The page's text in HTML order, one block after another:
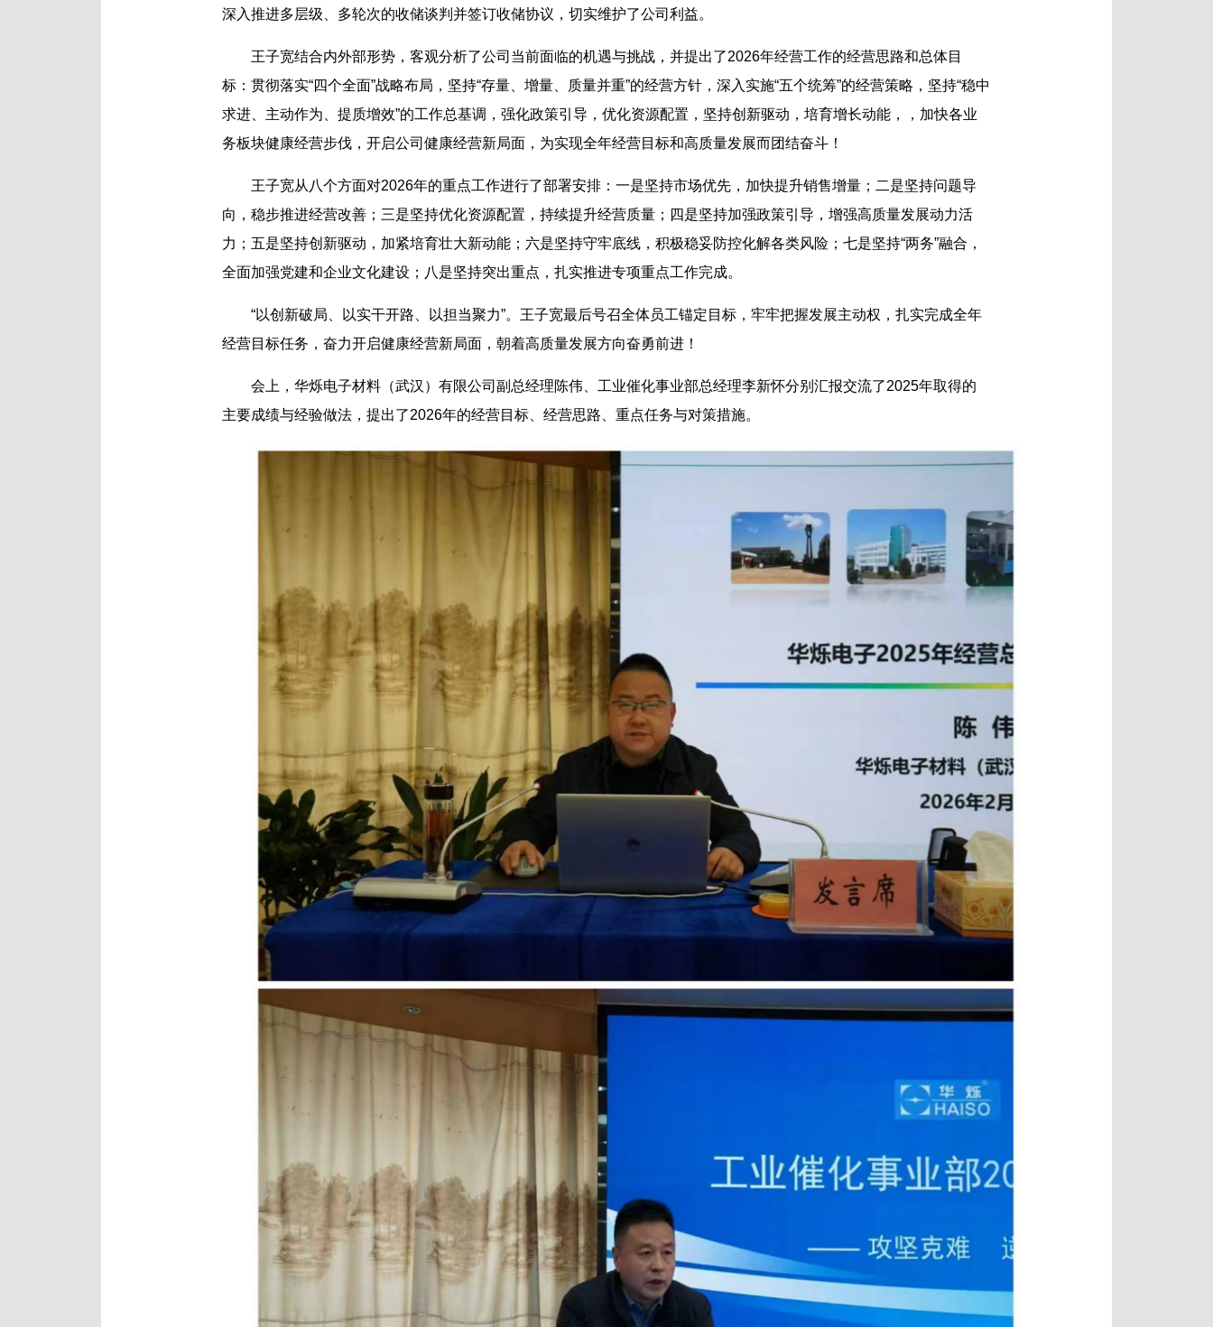
深入推进多层级、多轮次的收储谈判并签订收储协议，切实维护了公司利益。
王子宽结合内外部形势，客观分析了公司当前面临的机遇与挑战，并提出了2026年经营工作的经营思路和总体目
标：贯彻落实“四个全面”战略布局，坚持“存量、增量、质量并重”的经营方针，深入实施“五个统筹”的经营策略，坚持“稳中
求进、主动作为、提质增效”的工作总基调，强化政策引导，优化资源配置，坚持创新驱动，培育增长动能，，加快各业
务板块健康经营步伐，开启公司健康经营新局面，为实现全年经营目标和高质量发展而团结奋斗！
王子宽从八个方面对2026年的重点工作进行了部署安排：一是坚持市场优先，加快提升销售增量；二是坚持问题导
向，稳步推进经营改善；三是坚持优化资源配置，持续提升经营质量；四是坚持加强政策引导，增强高质量发展动力活
力；五是坚持创新驱动，加紧培育壮大新动能；六是坚持守牢底线，积极稳妥防控化解各类风险；七是坚持“两务”融合，
全面加强党建和企业文化建设；八是坚持突出重点，扎实推进专项重点工作完成。
“以创新破局、以实干开路、以担当聚力”。王子宽最后号召全体员工锚定目标，牢牢把握发展主动权，扎实完成全年
经营目标任务，奋力开启健康经营新局面，朝着高质量发展方向奋勇前进！
会上，华烁电子材料（武汉）有限公司副总经理陈伟、工业催化事业部总经理李新怀分别汇报交流了2025年取得的
主要成绩与经验做法，提出了2026年的经营目标、经营思路、重点任务与对策措施。